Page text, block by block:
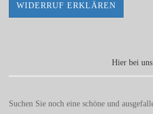
WIDERRUF ERKLÄREN
Hier bei uns
Suchen Sie noch eine schöne und